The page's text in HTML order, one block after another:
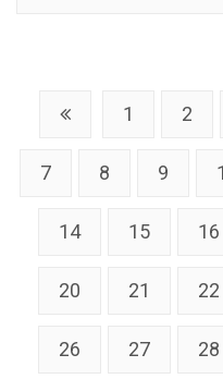
1 2
7 8 9
14 15 16
20 21 22
26 27 28